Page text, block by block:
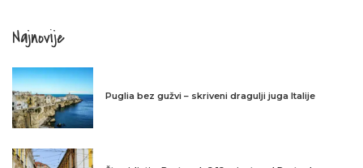
Najnovije
Puglia bez gužvi – skriveni dragulji juga Italije